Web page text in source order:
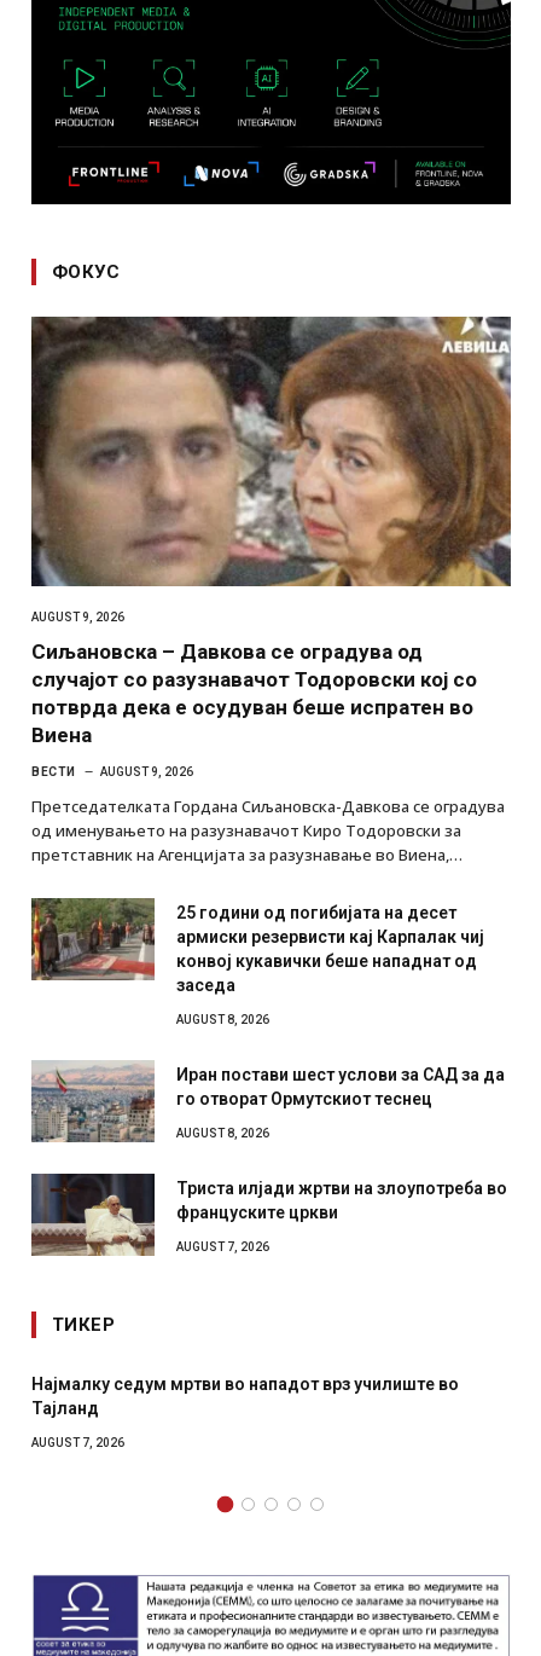
ФОКУС
AUGUST 9, 2026
Сиљановска – Давкова се оградува од
случајот со разузнавачот Тодоровски кој со
потврда дека е осудуван беше испратен во
Виена
ВЕСТИ AUGUST 9, 2026
Претседателката Гордана Сиљановска-Давкова се оградува
од именувањето на разузнавачот Киро Тодоровски за
претставник на Агенцијата за разузнавање во Виена,…
25 години од погибијата на десет
армиски резервисти кај Карпалак чиј
конвој кукавички беше нападнат од
заседа
AUGUST 8, 2026
Иран постави шест услови за САД за да
го отворат Ормутскиот теснец
AUGUST 8, 2026
Триста илјади жртви на злоупотреба во
француските цркви
AUGUST 7, 2026
ТИКЕР
училиште во
СОЗИС: Украинците повеќе им веруваат